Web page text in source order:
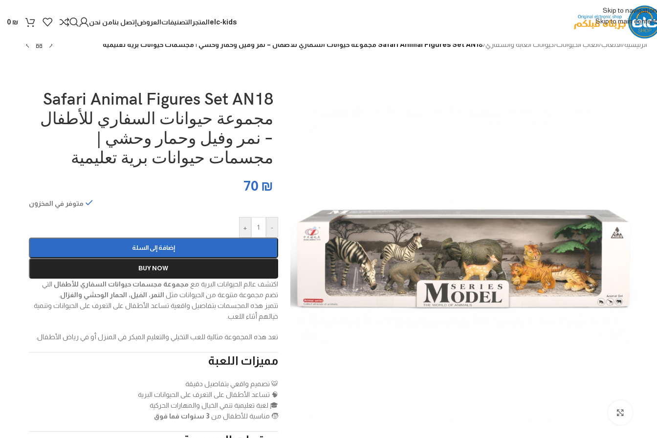
Skip to navigation
Skip to main content
elc-kidsالمتجر التصنيفاتالعروضإتصل بنامن نحن 0 ₪
الرئيسية/الألعاب/العاب الحيوانات/حيوانات الغابة والسفاري/Safari Animal Figures Set AN18 مجموعة حيوانات السفاري للأطفال – نمر وفيل وحمار وحشي | مجسمات حيوانات برية تعليمية
Safari Animal Figures Set AN18
مجموعة حيوانات السفاري للأطفال
– نمر وفيل وحمار وحشي |
مجسمات حيوانات برية تعليمية
70 ₪
متوفر في المخزون
-
+
إضافة إلى السلة
BUY NOW
اكتشف عالم الحيوانات البرية مع مجموعة مجسمات حيوانات السفاري للأطفال التي
تضم مجموعة متنوعة من الحيوانات مثل النمر، الفيل، الحمار الوحشي والغزال
تتميز هذه المجسمات بتفاصيل واقعية تساعد الأطفال على التعرف على الحيوانات وتنمية
خيالهم أثناء اللعب.
تعد هذه المجموعة مثالية للعب التخيلي والتعليم المبكر في المنزل أو في رياض الأطفال.
مميزات اللعبة
🐯 تصميم واقعي بتفاصيل دقيقة
🧠 تساعد الأطفال على التعرف على الحيوانات البرية
🎓 لعبة تعليمية تنمي الخيال والمهارات الحركية
🧒 مناسبة للأطفال من 3 سنوات فما فوق